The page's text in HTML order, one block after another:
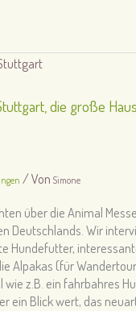
die große
/ Von Simone
über die Animal
Deutschlands. Wir
Hundefutter,
Alpakas (für
wie z.B. ein fahrbahres
ein Blick wert, das